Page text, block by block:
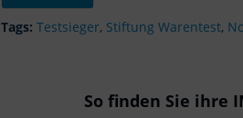
Tags: Testsieger, Stiftung Warentest,
So finden Sie ihre